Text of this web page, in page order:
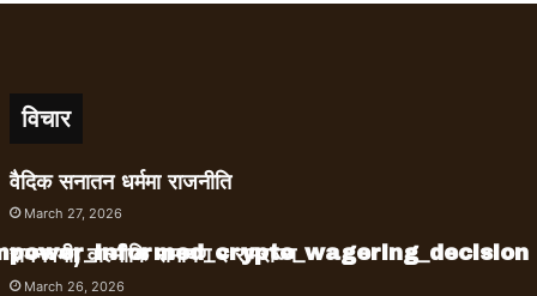
विचार
वैदिक सनातन धर्ममा राजनीति
March 27, 2026
रामनवमी, वाल्मीकि रामायण र रामराज्य
March 26, 2026